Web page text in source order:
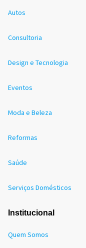
Autos
Consultoria
Design e Tecnologia
Eventos
Moda e Beleza
Reformas
Saúde
Serviços Domésticos
Institucional
Quem Somos